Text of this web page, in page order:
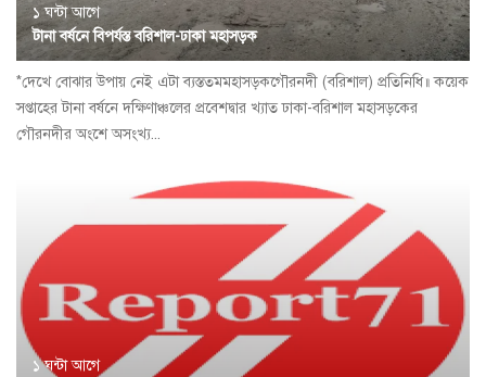
১ ঘন্টা আগে
টানা বর্ষনে বিপর্যস্ত বরিশাল-ঢাকা মহাসড়ক
*দেখে বোঝার উপায় নেই এটা ব্যস্ততমমহাসড়কগৌরনদী (বরিশাল) প্রতিনিধি॥ কয়েক
সপ্তাহের টানা বর্ষনে দক্ষিণাঞ্চলের প্রবেশদ্বার খ্যাত ঢাকা-বরিশাল মহাসড়কের
গৌরনদীর অংশে অসংখ্য...
১ ঘন্টা আগে